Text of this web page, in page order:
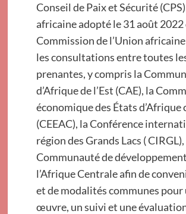
Conseil de Paix et Sécurité
africaine adopté le 31 août 2022
Commission de l’Union
les consultations entre toutes
prenantes, y compris la
d’Afrique de l’Est (CAE), la
économique des États d’Afrique
(CEEAC), la Conférence
région des Grands Lacs (
Communauté de
l’Afrique Centrale afin de
et de modalités communes pour
œuvre, un suivi et une